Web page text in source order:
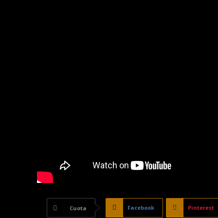
Cuota Facebook Pinterest